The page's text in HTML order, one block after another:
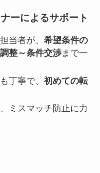
ーによるサポート
当者が、 希望条件の
整～条件交渉まで一
丁寧で、 初めての転
ミスマッチ防止に力